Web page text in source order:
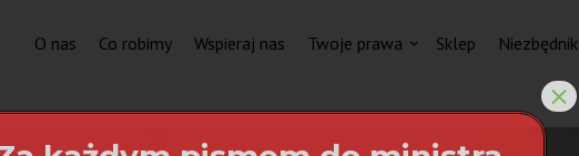
O nas Co robimy Wspieraj nas Twoje prawa Sklep Niezbędnik
×